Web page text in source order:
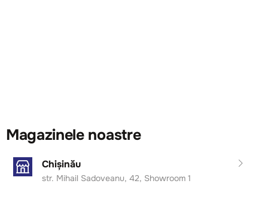
Magazinele noastre
Chișinău
str. Mihail Sadoveanu, 42, Showroom 1